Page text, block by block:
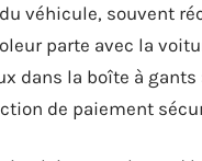
du véhicule, souvent
parte avec la
dans la boîte à
de paiement